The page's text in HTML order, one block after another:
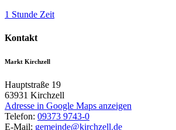
1 Stunde Zeit
Kontakt
Markt Kirchzell
Hauptstraße 19
63931 Kirchzell
Adresse in Google Maps anzeigen
Telefon: 09373 9743-0
E-Mail: gemeinde@kirchzell.de